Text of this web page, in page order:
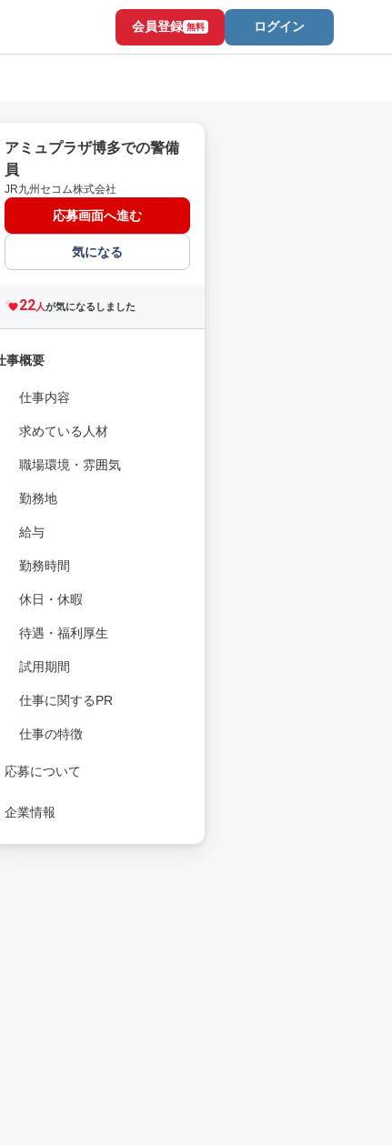
会員登録 無料 ログイン
アミュプラザ博多での警備
員
JR九州セコム株式会社
応募画面へ進む
気になる
22人が気になるしました
事概要
仕事内容
求めている人材
職場環境・雰囲気
勤務地
給与
勤務時間
休日・休暇
待遇・福利厚生
試用期間
仕事に関するPR
仕事の特徴
応募について
企業情報